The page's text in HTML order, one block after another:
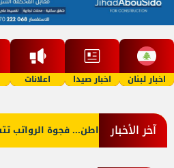
اخبار لبنان اخبار صيدا اعلانات
آخر الأخبار
النائب والمواطن... فجوة الرواتب تتسع